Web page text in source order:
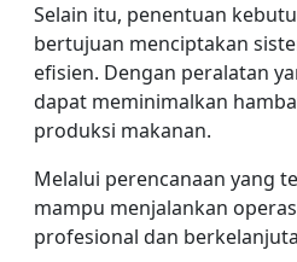
Selain itu, penentuan
bertujuan menciptakan
efisien. Dengan peralatan
dapat meminimalkan
produksi makanan.
Melalui perencanaan yang
mampu menjalankan
profesional dan